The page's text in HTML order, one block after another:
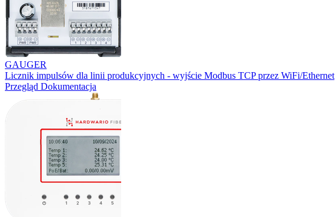
GAUGER
Licznik impulsów dla linii produkcyjnych - wyjście Modbus TCP przez WiFi/Ethernet
Przegląd Dokumentacja